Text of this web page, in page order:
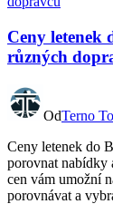
Ceny letenek
různých
OdTerno
Ceny letenek do
porovnat nabídky
cen vám umožní
porovnávat a